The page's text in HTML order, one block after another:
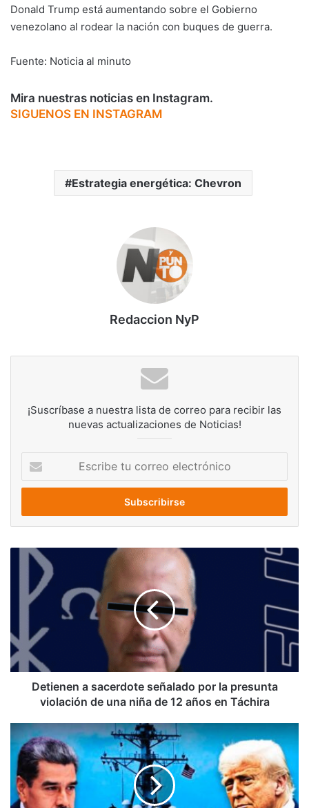
Donald Trump está aumentando sobre el Gobierno
venezolano al rodear la nación con buques de guerra.
Fuente: Noticia al minuto
Mira nuestras noticias en Instagram.
SIGUENOS EN INSTAGRAM
Estrategia energética: Chevron
Redaccion NyP
¡Suscríbase a nuestra lista de correo para recibir las
nuevas actualizaciones de Noticias!
correo
Detienen
sacerdote
señalado
presunta
violación
de
12
años
en
Táchira
Detienen a sacerdote señalado por la presunta
violación de una niña de 12 años en Táchira
Maduro
debe
negociar
con
Trump
sin